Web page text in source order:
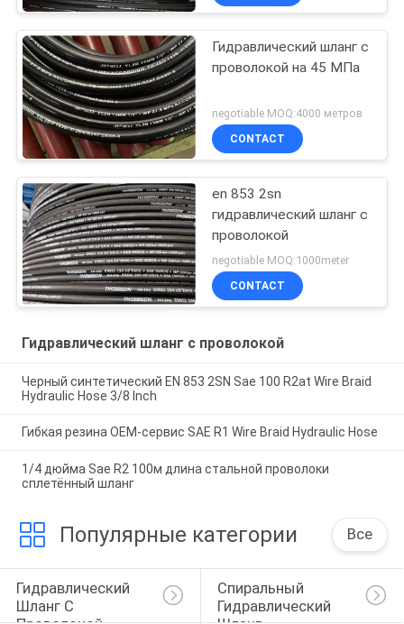
Гидравлический шланг с
проволокой на 45 МПа
negotiable MOQ:4000 метров
CONTACT
en 853 2sn
гидравлический шланг с
проволокой
negotiable MOQ:1000meter
CONTACT
Гидравлический шланг с проволокой
Черный синтетический EN 853 2SN Sae 100 R2at Wire Braid
Hydraulic Hose 3/8 Inch
Гибкая резина OEM-сервис SAE R1 Wire Braid Hydraulic Hose
1/4 дюйма Sae R2 100м длина стальной проволоки
сплетённый шланг
Популярные категории Все
Гидравлический
Шланг С
Спиральный
Гидравлический